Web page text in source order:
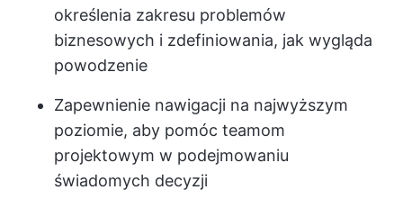
określenia zakresu problemów
biznesowych i zdefiniowania, jak wygląda
powodzenie
Zapewnienie nawigacji na najwyższym
poziomie, aby pomóc teamom
projektowym w podejmowaniu
świadomych decyzji